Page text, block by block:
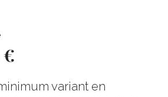
variant en